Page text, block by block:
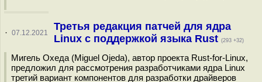
· 07.12.2021
Третья редакция патчей для ядра
Linux с поддержкой языка Rust (293 +32)
Мигель Охеда (Miguel Ojeda), автор проекта Rust-for-Linux,
предложил для рассмотрения разработчиками ядра Linux
третий вариант компонентов для разработки драйверов